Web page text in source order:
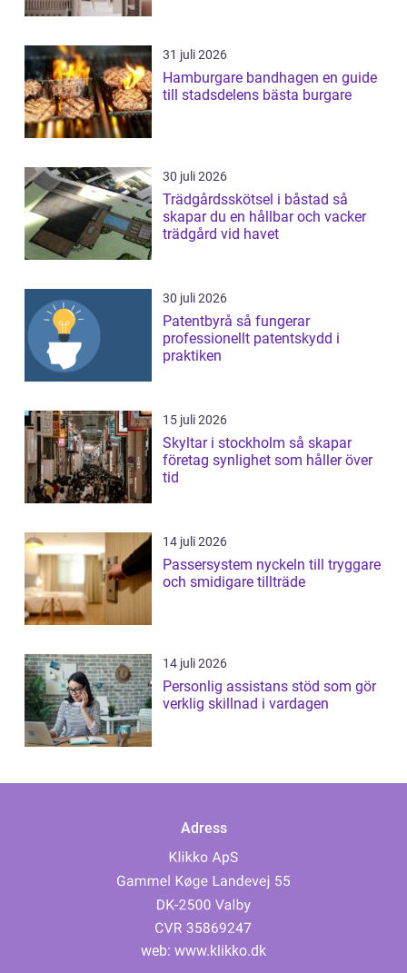
31 juli 2026
Hamburgare bandhagen en guide
till stadsdelens bästa burgare
30 juli 2026
Trädgårdsskötsel i båstad så
skapar du en hållbar och vacker
trädgård vid havet
30 juli 2026
Patentbyrå så fungerar
professionellt patentskydd i
praktiken
15 juli 2026
Skyltar i stockholm så skapar
företag synlighet som håller över
tid
14 juli 2026
Passersystem nyckeln till tryggare
och smidigare tillträde
14 juli 2026
Personlig assistans stöd som gör
verklig skillnad i vardagen
Adress
web: www.klikko.dk